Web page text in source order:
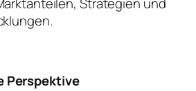
Strategien und
Perspektive